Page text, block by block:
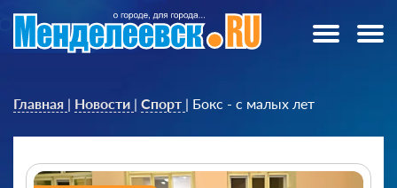
Главная | Новости | Спорт | Бокс - с малых лет